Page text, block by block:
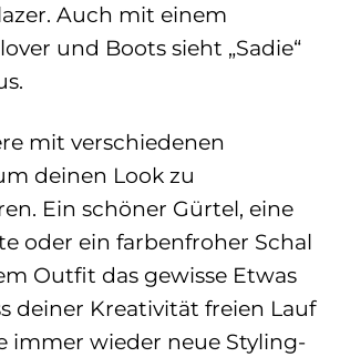
Auch mit einem
und Boots sieht „Sadie“
mit verschiedenen
deinen Look zu
Ein schöner Gürtel, eine
oder ein farbenfroher Schal
Outfit das gewisse Etwas
deiner Kreativität freien Lauf
immer wieder neue Styling-